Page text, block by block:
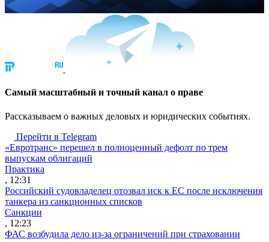
Cамый масштабный и точный канал о праве
Рассказываем о важных деловых и юридических событиях.
Перейти в Telegram
«Евротранс» перешел в полноценный дефолт по трем
выпускам облигаций
Практика
, 12:31
Российский судовладелец отозвал иск к ЕС после исключения
танкера из санкционных списков
Санкции
, 12:23
ФАС возбудила дело из-за ограничений при страховании